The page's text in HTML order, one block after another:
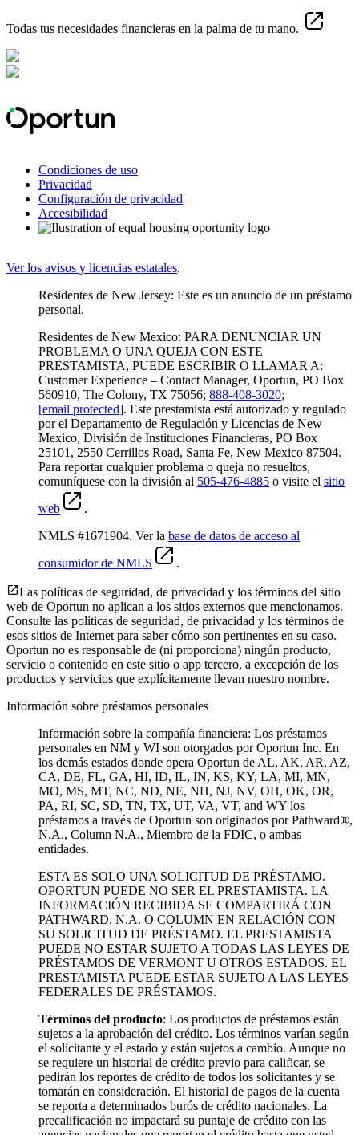
Todas tus necesidades financieras en la palma de tu mano.
Condiciones de uso
Privacidad
Configuración de privacidad
Accesibilidad
Ver los avisos y licencias estatales.
Residentes de New Jersey: Este es un anuncio de un préstamo
personal.
Residentes de New Mexico: PARA DENUNCIAR UN
PROBLEMA O UNA QUEJA CON ESTE
PRESTAMISTA, PUEDE ESCRIBIR O LLAMAR A:
Customer Experience – Contact Manager, Oportun, PO Box
560910, The Colony, TX 75056; 888-408-3020;
[email protected]. Este prestamista está autorizado y regulado
por el Departamento de Regulación y Licencias de New
Mexico, División de Instituciones Financieras, PO Box
25101, 2550 Cerrillos Road, Santa Fe, New Mexico 87504.
Para reportar cualquier problema o queja no resueltos,
comuníquese con la división al 505-476-4885 o visite el sitio
web
.
NMLS #1671904. Ver la base de datos de acceso al
consumidor de NMLS
.
Las políticas de seguridad, de privacidad y los términos del sitio
web de Oportun no aplican a los sitios externos que mencionamos.
Consulte las políticas de seguridad, de privacidad y los términos de
esos sitios de Internet para saber cómo son pertinentes en su caso.
Oportun no es responsable de (ni proporciona) ningún producto,
servicio o contenido en este sitio o app tercero, a excepción de los
productos y servicios que explícitamente llevan nuestro nombre.
Información sobre préstamos personales
Información sobre la compañía financiera: Los préstamos
personales en NM y WI son otorgados por Oportun Inc. En
los demás estados donde opera Oportun de AL, AK, AR, AZ,
CA, DE, FL, GA, HI, ID, IL, IN, KS, KY, LA, MI, MN,
MO, MS, MT, NC, ND, NE, NH, NJ, NV, OH, OK, OR,
PA, RI, SC, SD, TN, TX, UT, VA, VT, and WY los
préstamos a través de Oportun son originados por Pathward®,
N.A., Column N.A., Miembro de la FDIC, o ambas
entidades.
ESTA ES SOLO UNA SOLICITUD DE PRÉSTAMO.
OPORTUN PUEDE NO SER EL PRESTAMISTA. LA
INFORMACIÓN RECIBIDA SE COMPARTIRÁ CON
PATHWARD, N.A. O COLUMN EN RELACIÓN CON
SU SOLICITUD DE PRÉSTAMO. EL PRESTAMISTA
PUEDE NO ESTAR SUJETO A TODAS LAS LEYES DE
PRÉSTAMOS DE VERMONT U OTROS ESTADOS. EL
PRESTAMISTA PUEDE ESTAR SUJETO A LAS LEYES
FEDERALES DE PRÉSTAMOS.
Términos del producto: Los productos de préstamos están
sujetos a la aprobación del crédito. Los términos varían según
el solicitante y el estado y están sujetos a cambio. Aunque no
se requiere un historial de crédito previo para calificar, se
pedirán los reportes de crédito de todos los solicitantes y se
tomarán en consideración. El historial de pagos de la cuenta
se reporta a determinados burós de crédito nacionales. La
precalificación no impactará su puntaje de crédito con las